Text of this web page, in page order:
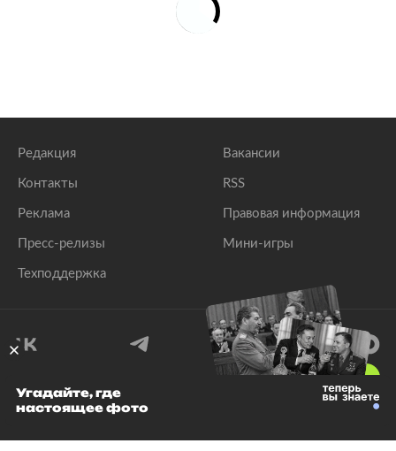
Редакция
Контакты
Реклама
Пресс-релизы
Техподдержка
Вакансии
RSS
Правовая информация
Мини-игры
© 1999–2026 Все права защищены.
Угадайте, где
настоящее фото